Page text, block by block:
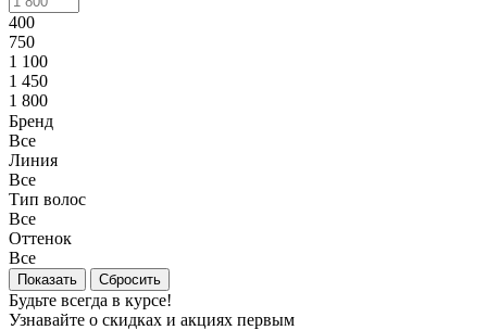
400
750
1 100
1 450
1 800
Бренд
Все
Линия
Все
Тип волос
Все
Оттенок
Все
Сбросить
Будьте всегда в курсе!
Узнавайте о скидках и акциях первым